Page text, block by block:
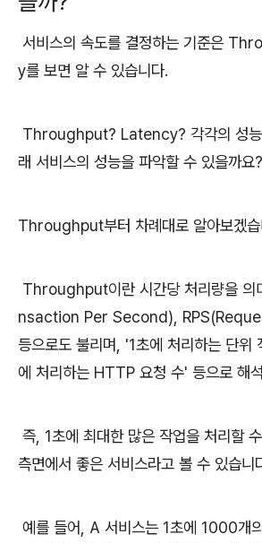
서비스의 속도를 결정하는 기준은
y를 보면 알 수 있습니다.
Throughput? Latency? 각각의 성능
래 서비스의 성능을 파악할 수 있을까요?
Throughput부터 차례대로 알아보겠습
Throughput이란 시간당 처리량을 의
nsaction Per Second),
등으로도 불리며, '1초에 처리하는 단위
에 처리하는 HTTP 요청 수' 등으로 해
즉, 1초에 최대한 많은 작업을 처리할
측면에서 좋은 서비스라고 볼 수 있습니
예를 들어, A 서비스는 1초에 1000개